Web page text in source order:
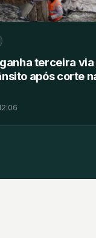
terceira via
após corte